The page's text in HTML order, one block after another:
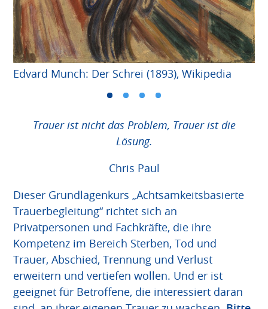
Edvard Munch: Der Schrei (1893), Wikipedia
Trauer ist nicht das Problem, Trauer ist die
Lösung.
Chris Paul
Dieser Grundlagenkurs „Achtsamkeitsbasierte
Trauerbegleitung“ richtet sich an
Privatpersonen und Fachkräfte, die ihre
Kompetenz im Bereich Sterben, Tod und
Trauer, Abschied, Trennung und Verlust
erweitern und vertiefen wollen. Und er ist
geeignet für Betroffene, die interessiert daran